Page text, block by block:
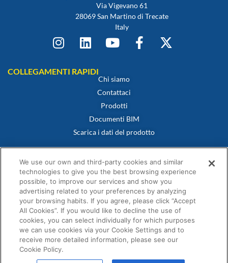
Via Vigevano 61
28069 San Martino di Trecate
Italy
COLLEGAMENTI RAPIDI
Chi siamo
Contattaci
Prodotti
Documenti BIM
Scarica i dati del prodotto
POLITICHE
Certificato di conformità
Politica sui cookie
Dichiarazione di non responsabilità
Informativa sulla privacy
Termini e condizioni di vendita
Dichiarazione di garanzia
We use our own and third-party cookies and similar
technologies to give you the best browsing experience
possible, to improve our services and show you
advertising related to your preferences by analyzing
your browsing habits. If you agree, please click “Accept
All Cookies”. If you would like to decline the use of
cookies, you can select individually for which purposes
we can use cookies via your Cookie Settings and to
receive more detailed information, please see our
Cookie Policy.